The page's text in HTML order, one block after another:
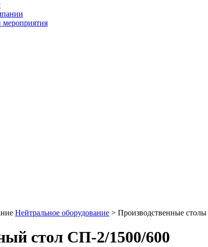
Нейтральное оборудование > Производственные столы
стол СП-2/1500/600